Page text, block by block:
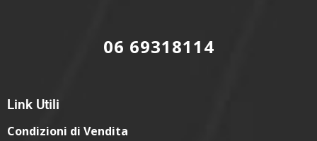
06 69318114
Link Utili
Condizioni di Vendita